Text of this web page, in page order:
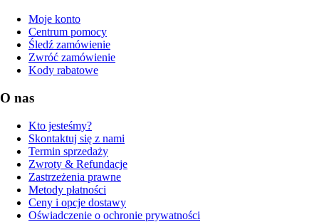
Moje konto
Centrum pomocy
Śledź zamówienie
Zwróć zamówienie
Kody rabatowe
O nas
Kto jesteśmy?
Skontaktuj się z nami
Termin sprzedaży
Zwroty & Refundacje
Zastrzeżenia prawne
Metody płatności
Ceny i opcje dostawy
Oświadczenie o ochronie prywatności